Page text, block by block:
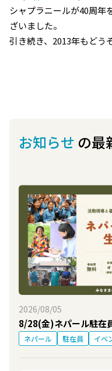
シャプラニールが40周年
ざいました。
引き続き、2013年もどう
お知らせ の最
2026/08/05
8/28(金)ネパール駐在
ネパール 駐在員 イベ